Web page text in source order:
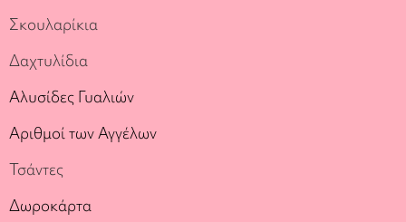
Σκουλαρίκια
Δαχτυλίδια
Αλυσίδες Γυαλιών
Αριθμοί των Αγγέλων
Τσάντες
Δωροκάρτα